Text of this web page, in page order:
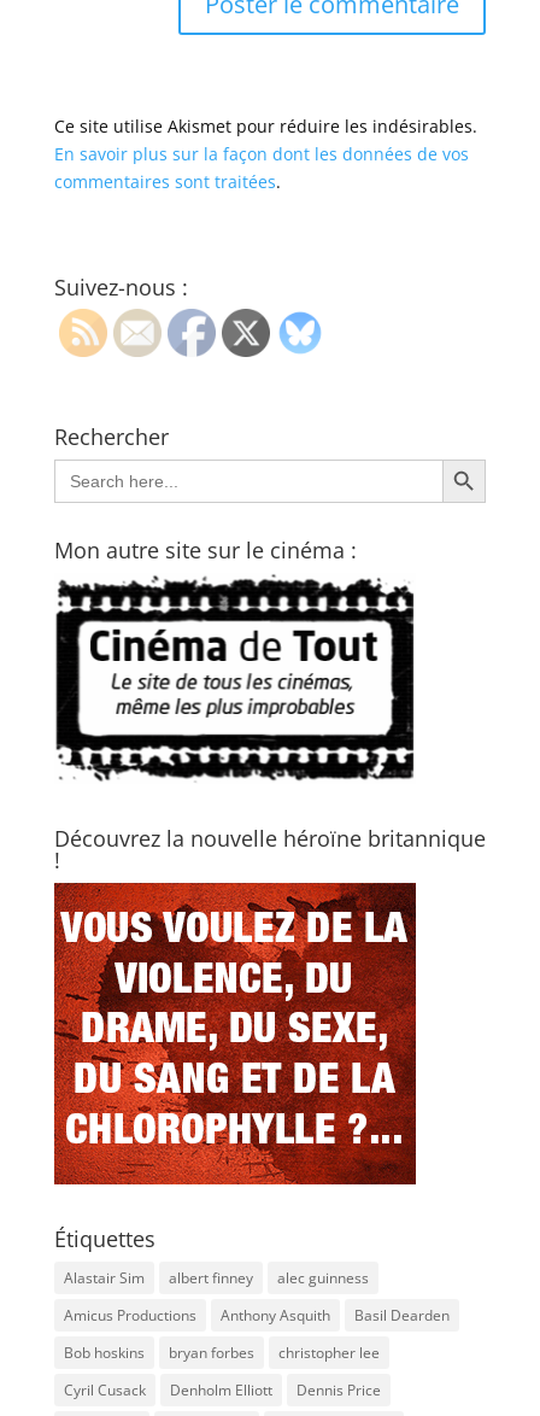
Ce site utilise Akismet pour réduire les indésirables.
En savoir plus sur la façon dont les données de vos
commentaires sont traitées.
Suivez-nous :
Rechercher
Search
for:
Search Button
Mon autre site sur le cinéma :
Découvrez la nouvelle héroïne britannique
!
Étiquettes
Alastair Sim albert finney
alec guinness
Amicus Productions
Anthony Asquith
Basil Dearden
Bob hoskins
bryan forbes
christopher lee
Cyril Cusack
Denholm Elliott
Dennis Price